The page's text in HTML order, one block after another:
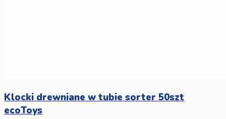
Klocki drewniane w tubie sorter 50szt
ecoToys